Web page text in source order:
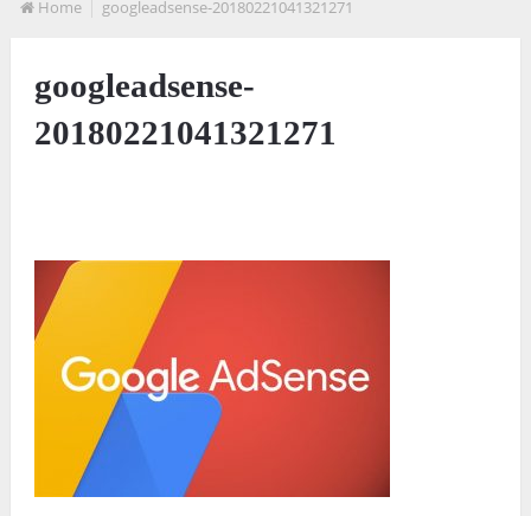
Home googleadsense-20180221041321271
googleadsense-
20180221041321271